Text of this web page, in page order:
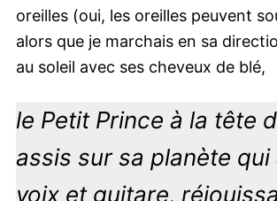
oreilles (oui, les oreilles peuvent
alors que je marchais en sa
au soleil avec ses cheveux de blé,
le Petit Prince à la tête
assis sur sa planète
voix et guitare,